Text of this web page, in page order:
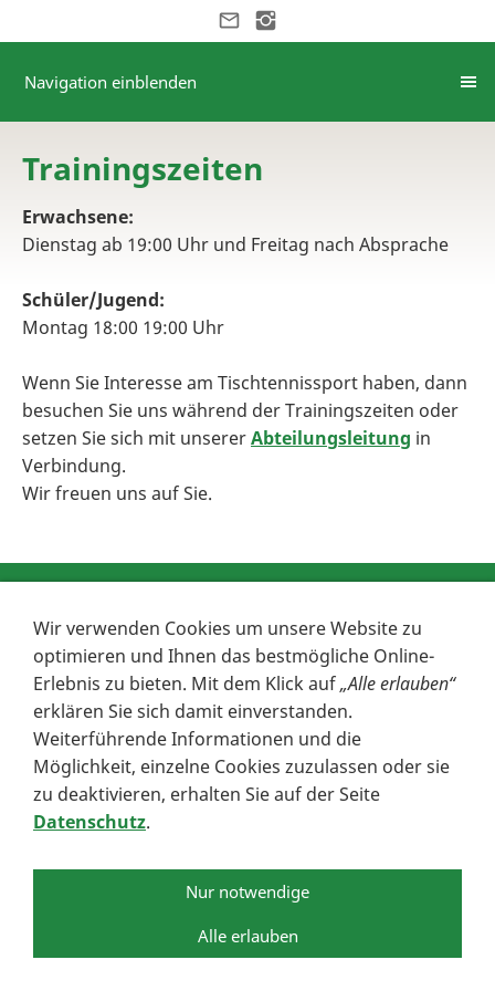
Navigation einblenden
Trainingszeiten
Erwachsene:
Dienstag ab 19:00 Uhr und Freitag nach Absprache
Schüler/Jugend:
Montag 18:00 19:00 Uhr
Wenn Sie Interesse am Tischtennissport haben, dann
besuchen Sie uns während der Trainingszeiten oder
setzen Sie sich mit unsererAbteilungsleitung in
Verbindung.
Wir freuen uns auf Sie.
Wir verwenden Cookies um unsere Website zu
optimieren und Ihnen das bestmögliche Online-
Erlebnis zu bieten. Mit dem Klick auf„Alle erlauben“
erklären Sie sich damit einverstanden.
Weiterführende Informationen und die
Möglichkeit, einzelne Cookies zuzulassen oder sie
zu deaktivieren, erhalten Sie auf der Seite
Datenschutz.
Nur notwendige
Alle erlauben